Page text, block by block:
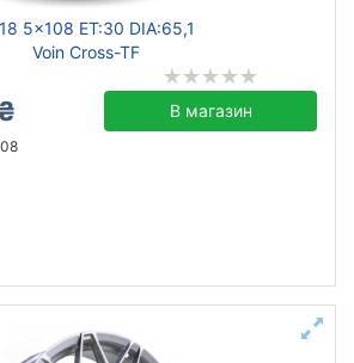
5x108 ET:30 DIA:65,1
Voin Cross-TF
В магазин